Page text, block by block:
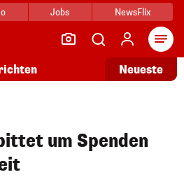
Jobs NewsFlix
Neueste
um Spenden